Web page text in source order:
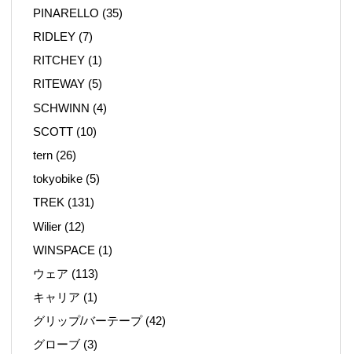
PINARELLO (35)
RIDLEY (7)
RITCHEY (1)
RITEWAY (5)
SCHWINN (4)
SCOTT (10)
tern (26)
tokyobike (5)
TREK (131)
Wilier (12)
WINSPACE (1)
ウェア (113)
キャリア (1)
グリップ/バーテープ(42)
グローブ (3)